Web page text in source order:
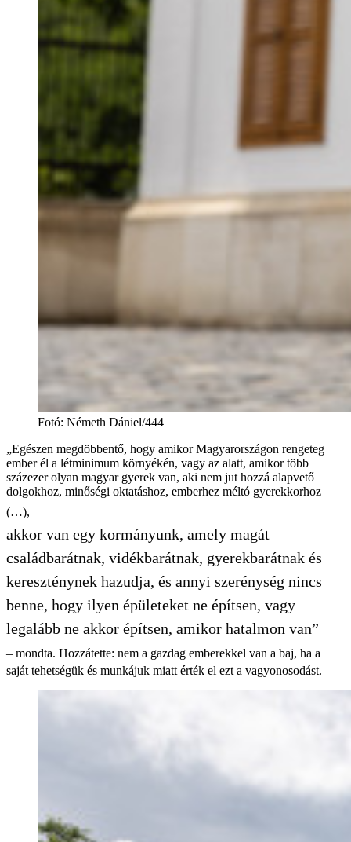
Fotó: Németh Dániel/444
„Egészen megdöbbentő, hogy amikor Magyarországon rengeteg
ember él a létminimum környékén, vagy az alatt, amikor több
százezer olyan magyar gyerek van, aki nem jut hozzá alapvető
dolgokhoz, minőségi oktatáshoz, emberhez méltó gyerekkorhoz
(…),
akkor van egy kormányunk, amely magát
családbarátnak, vidékbarátnak, gyerekbarátnak és
kereszténynek hazudja, és annyi szerénység nincs
benne, hogy ilyen épületeket ne építsen, vagy
legalább ne akkor építsen, amikor hatalmon van”
– mondta. Hozzátette: nem a gazdag emberekkel van a baj, ha a
saját tehetségük és munkájuk miatt érték el ezt a vagyonosodást.